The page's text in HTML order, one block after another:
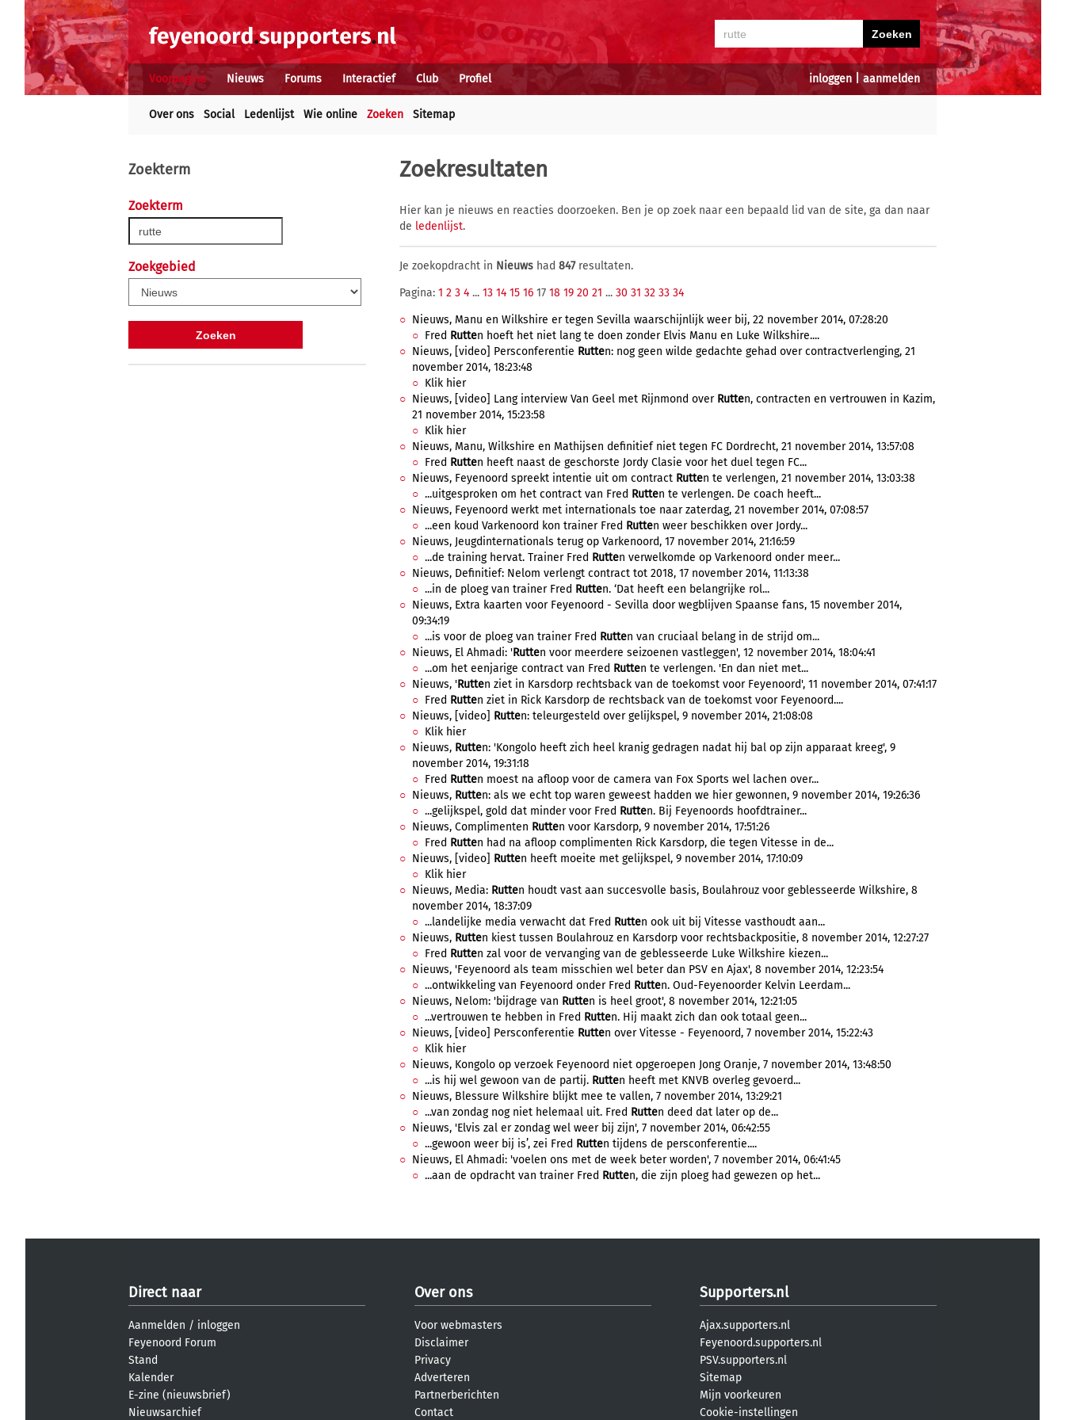
inloggen aanmelden
Voorpagina Nieuws Forums Interactief Club Profiel
Over ons Social Ledenlijst Wie online Zoeken Sitemap
Zoekterm
Zoekterm
Zoekgebied
Zoekresultaten
Hier kan je nieuws en reacties doorzoeken. Ben je op zoek naar een bepaald lid van de site, ga dan naar
de ledenlijst.
Je zoekopdracht in Nieuws had 847resultaten.
Pagina: 1 2 3 4 ... 13 14 15 16 17 18 19 20 21 ... 30 31 32 33 34
Nieuws, Manu en Wilkshire er tegen Sevilla waarschijnlijk weer bij, 22 november 2014, 07:28:20
Fred Rutten hoeft het niet lang te doen zonder Elvis Manu en Luke Wilkshire....
Nieuws, [video] Persconferentie Rutten: nog geen wilde gedachte gehad over contractverlenging, 21
november 2014, 18:23:48
Klik hier
Nieuws, [video] Lang interview Van Geel met Rijnmond over Rutten, contracten en vertrouwen in Kazim,
21 november 2014, 15:23:58
Klik hier
Nieuws, Manu, Wilkshire en Mathijsen definitief niet tegen FC Dordrecht, 21 november 2014, 13:57:08
Fred Rutten heeft naast de geschorste Jordy Clasie voor het duel tegen FC...
Nieuws, Feyenoord spreekt intentie uit om contract Rutten te verlengen, 21 november 2014, 13:03:38
...uitgesproken om het contract van Fred Rutten te verlengen. De coach heeft...
Nieuws, Feyenoord werkt met internationals toe naar zaterdag, 21 november 2014, 07:08:57
...een koud Varkenoord kon trainer Fred Rutten weer beschikken over Jordy...
Nieuws, Jeugdinternationals terug op Varkenoord, 17 november 2014, 21:16:59
...de training hervat. Trainer Fred Rutten verwelkomde op Varkenoord onder meer...
Nieuws, Definitief: Nelom verlengt contract tot 2018, 17 november 2014, 11:13:38
...in de ploeg van trainer Fred Rutten. ‘Dat heeft een belangrijke rol...
Nieuws, Extra kaarten voor Feyenoord - Sevilla door wegblijven Spaanse fans, 15 november 2014,
09:34:19
...is voor de ploeg van trainer Fred Rutten van cruciaal belang in de strijd om...
Nieuws, El Ahmadi: 'Rutten voor meerdere seizoenen vastleggen', 12 november 2014, 18:04:41
...om het eenjarige contract van Fred Rutten te verlengen. 'En dan niet met...
Nieuws, 'Rutten ziet in Karsdorp rechtsback van de toekomst voor Feyenoord', 11 november 2014, 07:41:17
Fred Rutten ziet in Rick Karsdorp de rechtsback van de toekomst voor Feyenoord....
Nieuws, [video] Rutten: teleurgesteld over gelijkspel, 9 november 2014, 21:08:08
Klik hier
Nieuws, Rutten: 'Kongolo heeft zich heel kranig gedragen nadat hij bal op zijn apparaat kreeg', 9
november 2014, 19:31:18
Fred Rutten moest na afloop voor de camera van Fox Sports wel lachen over...
Nieuws, Rutten: als we echt top waren geweest hadden we hier gewonnen, 9 november 2014, 19:26:36
...gelijkspel, gold dat minder voor Fred Rutten. Bij Feyenoords hoofdtrainer...
Nieuws, Complimenten Rutten voor Karsdorp, 9 november 2014, 17:51:26
Fred Rutten had na afloop complimenten Rick Karsdorp, die tegen Vitesse in de...
Nieuws, [video] Rutten heeft moeite met gelijkspel, 9 november 2014, 17:10:09
Klik hier
Nieuws, Media: Rutten houdt vast aan succesvolle basis, Boulahrouz voor geblesseerde Wilkshire, 8
november 2014, 18:37:09
...landelijke media verwacht dat Fred Rutten ook uit bij Vitesse vasthoudt aan...
Nieuws, Rutten kiest tussen Boulahrouz en Karsdorp voor rechtsbackpositie, 8 november 2014, 12:27:27
Fred Rutten zal voor de vervanging van de geblesseerde Luke Wilkshire kiezen...
Nieuws, 'Feyenoord als team misschien wel beter dan PSV en Ajax', 8 november 2014, 12:23:54
...ontwikkeling van Feyenoord onder Fred Rutten. Oud-Feyenoorder Kelvin Leerdam...
Nieuws, Nelom: 'bijdrage van Rutten is heel groot', 8 november 2014, 12:21:05
...vertrouwen te hebben in Fred Rutten. Hij maakt zich dan ook totaal geen...
Nieuws, [video] Persconferentie Rutten over Vitesse - Feyenoord, 7 november 2014, 15:22:43
Klik hier
Nieuws, Kongolo op verzoek Feyenoord niet opgeroepen Jong Oranje, 7 november 2014, 13:48:50
...is hij wel gewoon van de partij. Rutten heeft met KNVB overleg gevoerd...
Nieuws, Blessure Wilkshire blijkt mee te vallen, 7 november 2014, 13:29:21
...van zondag nog niet helemaal uit. Fred Rutten deed dat later op de...
Nieuws, 'Elvis zal er zondag wel weer bij zijn', 7 november 2014, 06:42:55
...gewoon weer bij is’, zei Fred Rutten tijdens de persconferentie....
Nieuws, El Ahmadi: 'voelen ons met de week beter worden', 7 november 2014, 06:41:45
...aan de opdracht van trainer Fred Rutten, die zijn ploeg had gewezen op het...
Direct naar
Aanmelden / inloggen
Feyenoord Forum
Stand
Kalender
E-zine (nieuwsbrief)
Nieuwsarchief
Over ons
Voor webmasters
Disclaimer
Privacy
Adverteren
Partnerberichten
Contact
Supporters.nl
Ajax.supporters.nl
Feyenoord.supporters.nl
PSV.supporters.nl
Sitemap
Mijn voorkeuren
Cookie-instellingen